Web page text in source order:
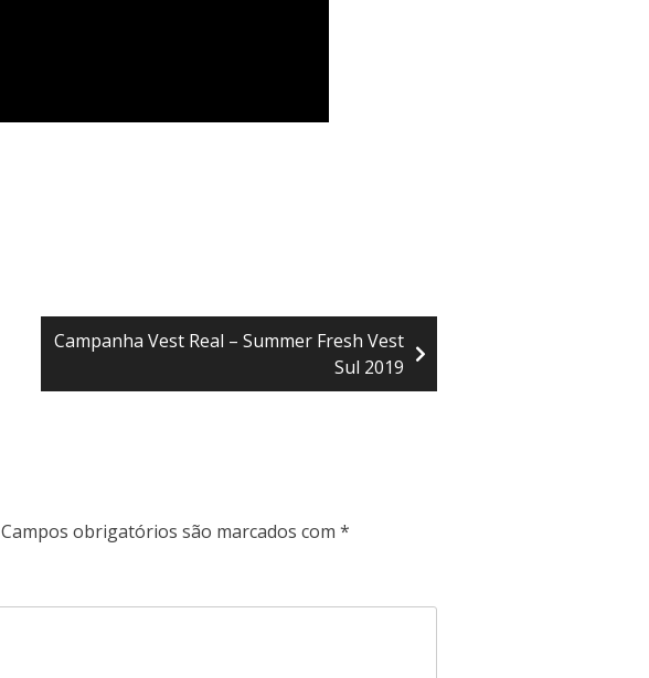
Campanha Vest Real – Summer Fresh Vest
Sul 2019
Campos obrigatórios são marcados com *